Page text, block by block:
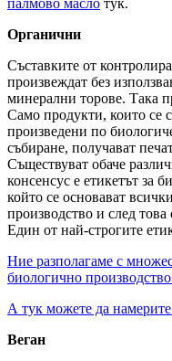
Органични
Съставките от
произвеждат без
минерални торове. Така
Само продукти, които се
произведени по
събиране, получават
Съществуват обаче
консенсус е етикетът за
който се основават
производство и след това
Един от най-строгите
Ние разполагаме с
биологично
А тук можете да
Веган